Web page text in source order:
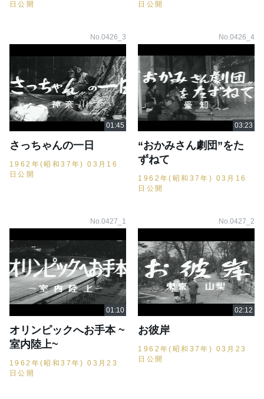
日公開 日公開
No.0426_3
さっちゃんの一日
1962年(昭和37年) 03月16
日公開
No.0426_4
“おかみさん劇団”をた
ずねて
1962年(昭和37年) 03月16
日公開
No.0427_1
オリンピックへお手本 ~
室内陸上~
1962年(昭和37年) 03月23
日公開
No.0427_2
お彼岸
1962年(昭和37年) 03月23
日公開